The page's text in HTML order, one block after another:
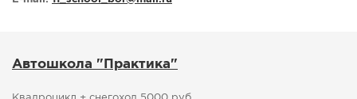
Автошкола "Практика"